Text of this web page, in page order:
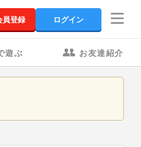
員登録 ログイン
遊ぶ お友達紹介